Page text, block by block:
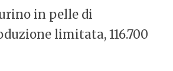
in pelle di
limitata, 116.700